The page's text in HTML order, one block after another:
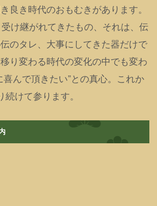
良き時代のおもむきがあります。
け継がれてきたもの、それは、伝
のタレ、大事にしてきた器だけで
り変わる時代の変化の中でも変わ
喜んで頂きたい”との真心。これか
続けて参ります。